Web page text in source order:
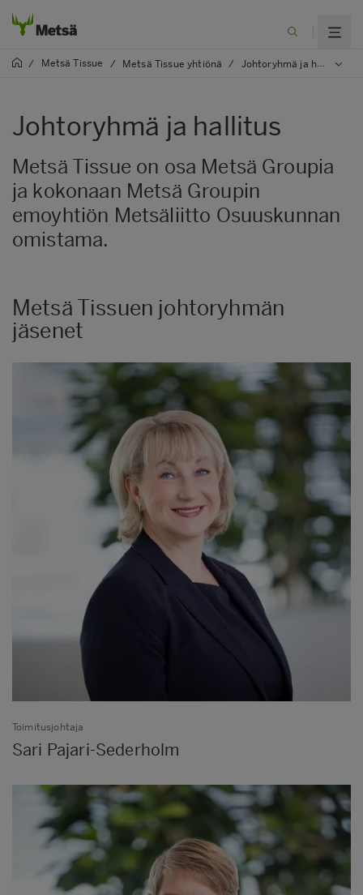
/ Metsä Tissue / Metsä Tissue yhtiönä / Johtoryhmä ja hallitus
Johtoryhmä ja hallitus
Metsä Tissue on osa Metsä Groupia
ja kokonaan Metsä Groupin
emoyhtiön Metsäliitto Osuuskunnan
omistama.
Metsä Tissuen johtoryhmän
jäsenet
Toimitusjohtaja
Sari Pajari-Sederholm